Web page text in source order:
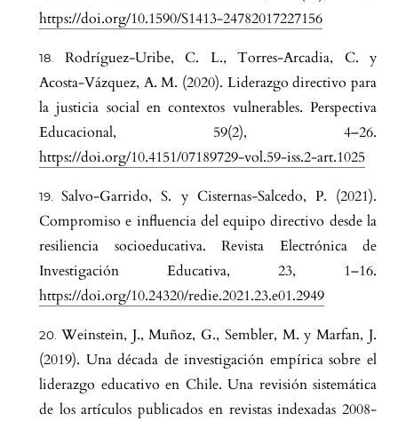
https://doi.org/10.1590/S1413-24782017227156
Rodríguez-Uribe, C. L., Torres-Arcadia, C. y
Acosta-Vázquez, A. M. (2020). Liderazgo directivo para
la justicia social en contextos vulnerables. Perspectiva
Educacional, 59(2), 4–26.
https://doi.org/10.4151/07189729-vol.59-iss.2-art.1025
Salvo-Garrido, S. y Cisternas-Salcedo, P. (2021).
Compromiso e influencia del equipo directivo desde la
resiliencia socioeducativa. Revista Electrónica de
Investigación Educativa, 23, 1–16.
https://doi.org/10.24320/redie.2021.23.e01.2949
Weinstein, J., Muñoz, G., Sembler, M. y Marfan, J.
(2019). Una década de investigación empírica sobre el
liderazgo educativo en Chile. Una revisión sistemática
de los artículos publicados en revistas indexadas 2008-